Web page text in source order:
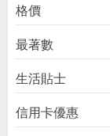
格價
最著數
生活貼士
信用卡優惠